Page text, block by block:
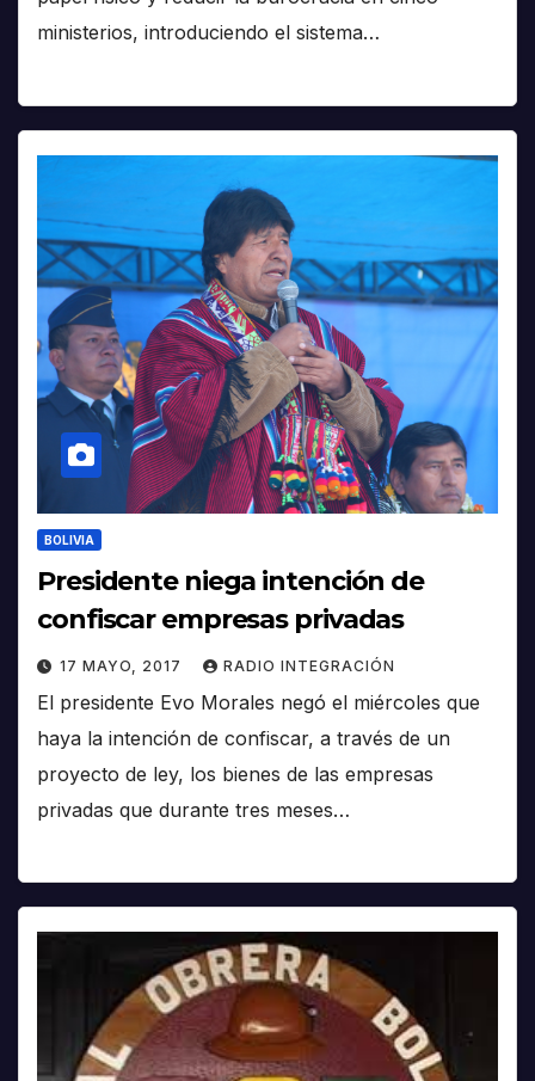
ministerios, introduciendo el sistema…
BOLIVIA
Presidente niega intención de
confiscar empresas privadas
17 MAYO, 2017 RADIO INTEGRACIÓN
El presidente Evo Morales negó el miércoles que
haya la intención de confiscar, a través de un
proyecto de ley, los bienes de las empresas
privadas que durante tres meses…